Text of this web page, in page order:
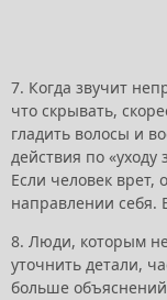
7. Когда звучит
что скрывать,
гладить волосы и
действия по «уходу
Если человек врет,
направлении себя.
8. Люди, которым
уточнить детали,
больше